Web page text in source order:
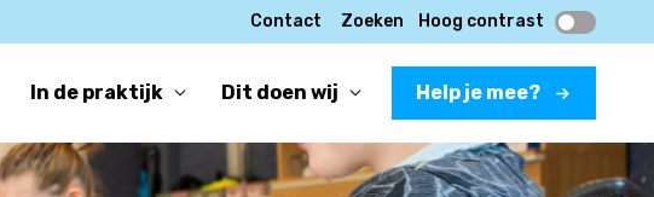
Contact Zoeken Hoog contrast
In de praktijk Dit doen wij Help je mee?